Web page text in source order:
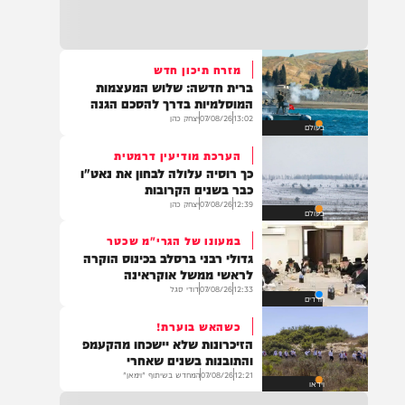
בהמשך להחייאה שבוצעה בבני ברק: הציבור
מתבקש להתפלל עבור הפעוט צבי בן שיינא
לרפואה שלמה
בין הזמנים: שלושה בחורי ישיבות חולצו
מהכינרת לאחר שנסחפו לעומק האגם, בחוף
בלתי מוכרז כשהם על גבי אביזר ציפה.
21:31
בני ברק: חובשים ופראמדיקים של ארגון הצלה
מבצעים פעולות החייאה על תינוק כבן שנה וחצי
לאחר שנחנק משקית.
19:03
בעולם
מזרח תיכון חדש
ברית חדשה: שלוש המעצמות
המוסלמיות בדרך להסכם הגנה
13:02
07/08/26יצחק כהן
בעולם
הערכת מודיעין דרמטית
כך רוסיה עלולה לבחון את נאט"ו
כבר בשנים הקרובות
12:39
07/08/26יצחק כהן
חרדים
במעונו של הגרי"מ שכטר
גדולי רבני ברסלב בכינוס הוקרה
לראשי ממשל אוקראינה
12:33
07/08/26דודי סגל
כשהאש בוערת!